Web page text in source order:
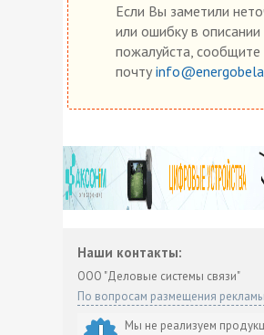
Если Вы заметили
или ошибку в описании
пожалуйста, сообщите
почту
Наши контакты:
ООО "Деловые системы связи"
По вопросам размещения рекламы
Мы не реализуем